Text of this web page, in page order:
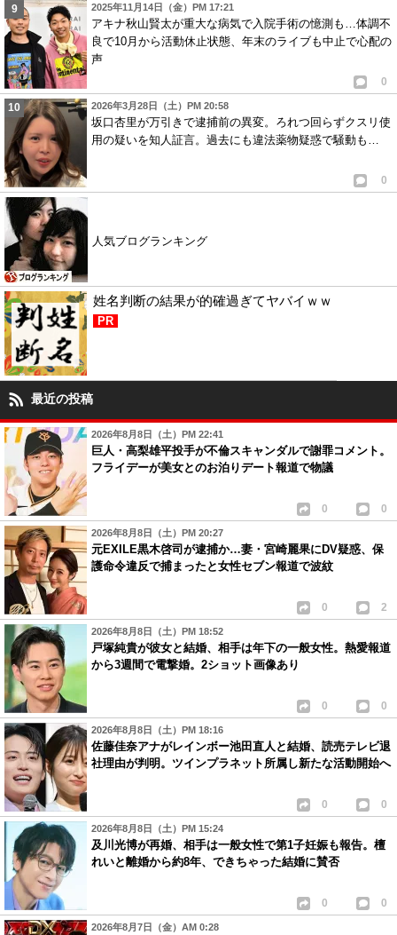
2025年11月14日（金）PM 17:21
アキナ秋山賢太が重大な病気で入院手術の憶測も…体調不
良で10月から活動休止状態、年末のライブも中止で心配の
声
0
2026年3月28日（土）PM 20:58
坂口杏里が万引きで逮捕前の異変。ろれつ回らずクスリ使
用の疑いを知人証言。過去にも違法薬物疑惑で騒動も…
0
人気ブログランキング
姓名判断の結果が的確過ぎてヤバイｗｗ
PR
最近の投稿
2026年8月8日（土）PM 22:41
巨人・高梨雄平投手が不倫スキャンダルで謝罪コメント。
フライデーが美女とのお泊りデート報道で物議
0 0
2026年8月8日（土）PM 20:27
元EXILE黒木啓司が逮捕か…妻・宮崎麗果にDV疑惑、保
護命令違反で捕まったと女性セブン報道で波紋
0 2
2026年8月8日（土）PM 18:52
戸塚純貴が彼女と結婚、相手は年下の一般女性。熱愛報道
から3週間で電撃婚。2ショット画像あり
0 0
2026年8月8日（土）PM 18:16
佐藤佳奈アナがレインボー池田直人と結婚、読売テレビ退
社理由が判明。ツインプラネット所属し新たな活動開始へ
0 0
2026年8月8日（土）PM 15:24
及川光博が再婚、相手は一般女性で第1子妊娠も報告。檀
れいと離婚から約8年、できちゃった結婚に賛否
0 0
2026年8月7日（金）AM 0:28